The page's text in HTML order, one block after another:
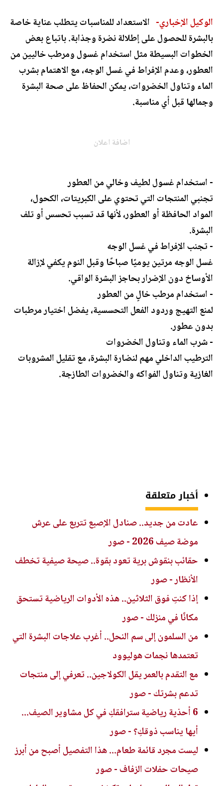
الوكيل الإخباري- الاستعداد للمناسبات يتطلب عناية خاصة
بالبشرة للحصول على إطلالة نضرة وجذابة. باتباع بعض
الخطوات البسيطة مثل استخدام غسول ومرطب خاليين من
العطور، وعدم الإفراط في غسل الوجه، مع الاهتمام بشرب
الماء وتناول الخضروات، يمكن الحفاظ على صحة البشرة
وجمالها قبل أي مناسبة.
اضافة اعلان
- استخدام غسول لطيف وخالي من العطور
تجنبي المنتجات التي تحتوي على الكبريتات، الكحول،
المواد الحافظة أو العطور، لأنها قد تسبب تحسس أو تلف
البشرة.
- تجنب الإفراط في غسل الوجه
غسل الوجه مرتين يوميًا صباحًا وقبل النوم يكفي لإزالة
الأوساخ دون الإضرار بحاجز البشرة الواقي.
- استخدام مرطب خالٍ من العطور
لمنع التهيج وردود الفعل التحسسية، يفضل اختيار مرطبات
بدون عطور.
- شرب الماء وتناول الخضروات
الترطيب الداخلي مهم لنضارة البشرة، مع تقليل المشروبات
الغازية وتناول الفواكه والخضروات الطازجة.
أخبار متعلقة
عادت من جديد.. صنادل الإصبع تتربع على عرش
موضة صيف 2026 - صور
حقائب بنقوش برية تعود بقوة.. صيحة صيفية تخطف
الأنظار - صور
إذا كنتِ فوق الثلاثين.. هذه الأدوات الرياضية تستحق
مكانًا في منزلك - صور
من السلمون إلى سم النحل.. أغرب علاجات البشرة التي
تعتمدها نجمات هوليوود
مع التقدم بالعمر يقل الكولاجين.. تعرفي إلى منتجات
تدعم بشرتك - صور
6 أحذية رياضية سترافقكِ في كل مشاوير الصيف...
أيها يناسب ذوقكِ؟ - صور
ليست مجرد قائمة طعام... هذا التفصيل أصبح من أبرز
صيحات حفلات الزفاف - صور